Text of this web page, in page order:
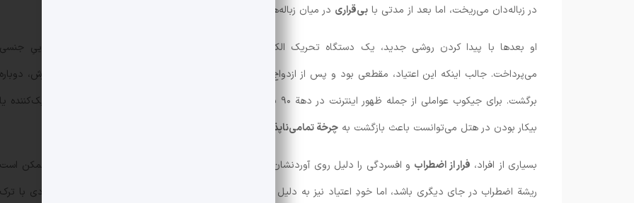
در زباله‌دان می‌ریخت، اما بعد از مدتی با بی‌قراری در میان زباله‌ها به دنبال آنها می‌گشت و آنها را دباره سرهم می‌کرد.
او بعدها با پیدا کردن روشی جدید، یک دستگاه تحریک الکتریکی ساخت که با آن روزانه تا ۲۰ ساعت به لذت‌جوییِ جنسی
می‌پرداخت. جالب اینکه این اعتیاد، مقطعی بود و پس از ازدواج،‌ از بین رفت. اما به محض شکراب شدن رابطه با همسرش، دوباره
برگشت. برای جیکوب عواملی از جمله ظهور اینترنت در دهة ۹۰ یا دیدن نشانه‌هایی مثل مجلات جنسی، برنامه‌های تحریک‌کننده یا
بیکار بودن در هتل می‌توانست باعث بازگشت به چرخة تمامی‌ناپذیر
بسیاری از افراد، فرار از اضطراب و افسردگی را دلیل روی آوردنشان به اعتیادهای گوناگون می‌دانند. اما از نظر لمبکی گرچه ممکن است
ریشة اضطراب در جای دیگری باشد، اما خودِ اعتیاد نیز به دلیل ایجاد
، اضطراب را تشدید می‌کند و در موارد زیادی با ترک